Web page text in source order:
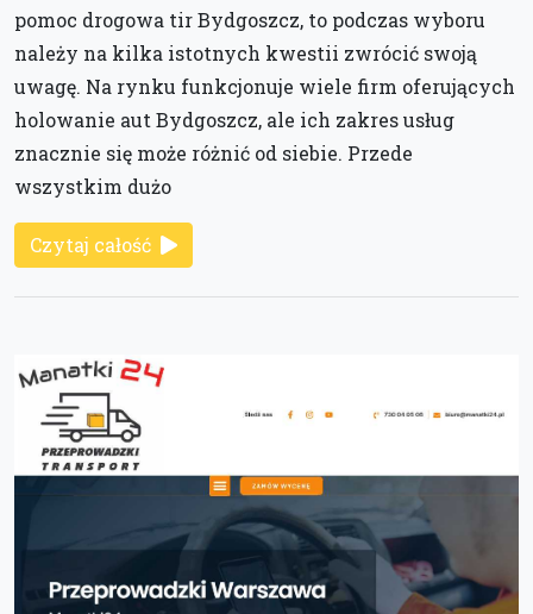
pomoc drogowa tir Bydgoszcz, to podczas wyboru
należy na kilka istotnych kwestii zwrócić swoją
uwagę. Na rynku funkcjonuje wiele firm oferujących
holowanie aut Bydgoszcz, ale ich zakres usług
znacznie się może różnić od siebie. Przede
wszystkim dużo
Czytaj całość